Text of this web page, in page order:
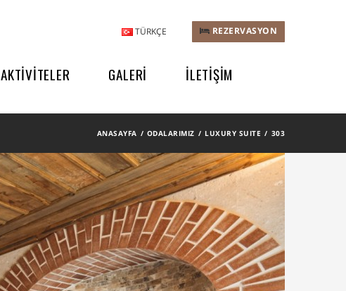
TÜRKÇE REZERVASYON
AKTİVİTELER GALERİ İLETİŞİM
ANASAYFA ODALARIMIZ LUXURY SUITE 303